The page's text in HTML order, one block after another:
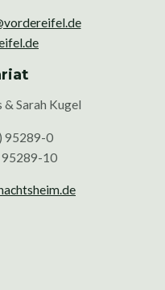
Sarah Kugel
95289-0
95289-10